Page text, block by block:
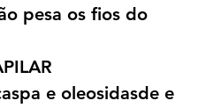
pesa os fios do
e oleosidasde e